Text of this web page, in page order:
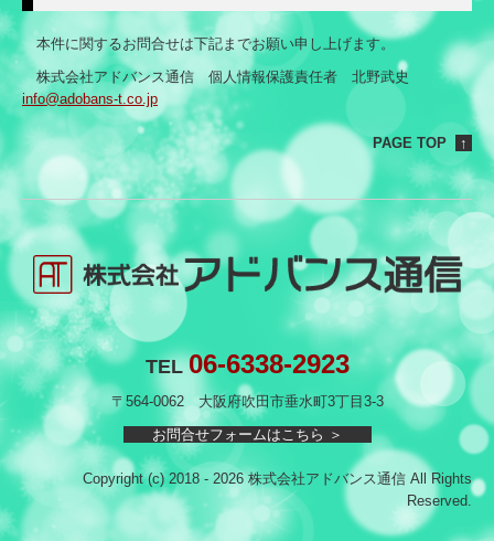
本件に関するお問合せは下記までお願い申し上げます。
株式会社アドバンス通信 個人情報保護責任者 北野武史
info@adobans-t.co.jp
PAGE TOP ↑
TEL06-6338-2923
〒564-0062 大阪府吹田市垂水町3丁目3-3
お問合せフォームはこちら ＞
Copyright (c) 2018 - 2026 株式会社アドバンス通信 All Rights
Reserved.